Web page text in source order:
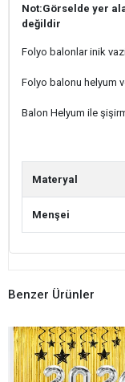
Not:Görselde yer
değildir
Folyo balonlar inik
Folyo balonu helyum
Balon Helyum ile
Materyal
Menşei
Benzer Ürünler